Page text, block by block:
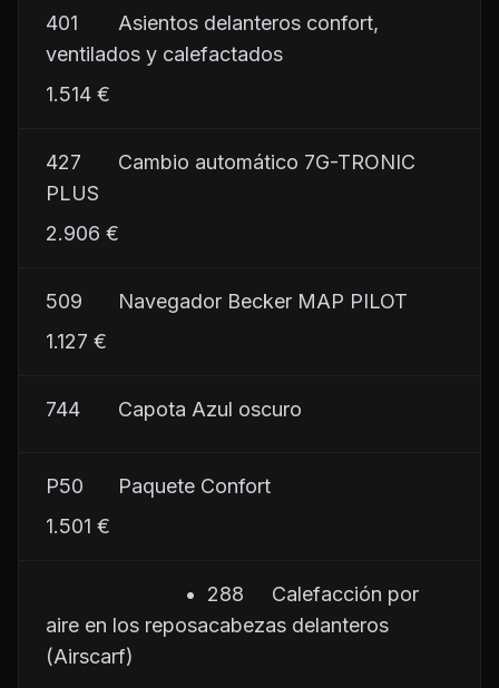
401	     Asientos delanteros confort,
ventilados y calefactados
1.514 €
427	     Cambio automático 7G-TRONIC
PLUS
2.906 €
509	     Navegador Becker MAP PILOT
1.127 €
744	     Capota Azul oscuro
P50	     Paquete Confort
1.501 €
•  288     Calefacción por
aire en los reposacabezas delanteros
(Airscarf)